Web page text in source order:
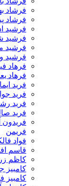
فرشاد
فرشاد
فرشید
فرشید
فرشید
فرشید
فرهاد
فرهاد
فرید
فرید
فرید
فرید
فریدون
فریمن
فواد
قاسم
کاظم
کامبیز
کامبیز